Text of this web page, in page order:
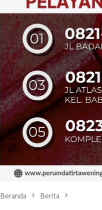
Beranda Berita